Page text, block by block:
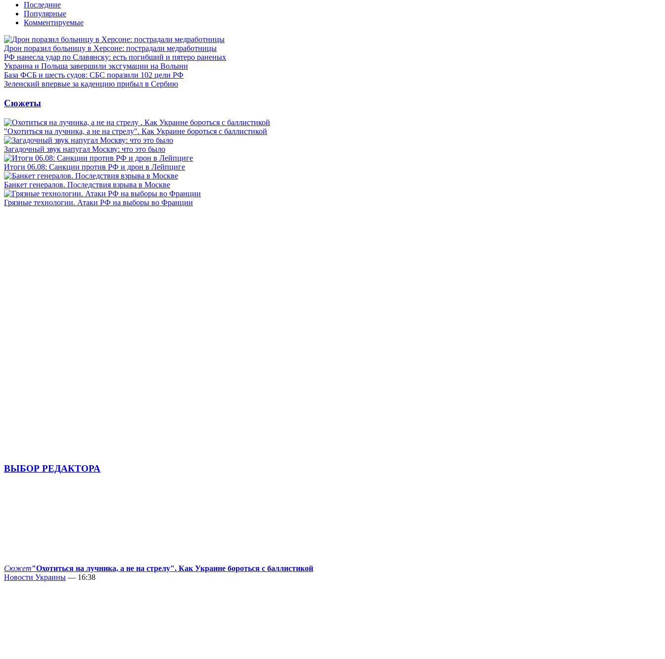
Последние
Популярные
Комментируемые
Дрон поразил больницу в Херсоне: пострадали медработницы
РФ нанесла удар по Славянску: есть погибший и пятеро раненых
Украина и Польша завершили эксгумации на Волыни
База ФСБ и шесть судов: СБС поразили 102 цели РФ
Зеленский впервые за каденцию прибыл в Сербию
Сюжеты
"Охотиться на лучника, а не на стрелу". Как Украине бороться с баллистикой
Загадочный звук напугал Москву: что это было
Итоги 06.08: Санкции против РФ и дрон в Лейпциге
Банкет генералов. Последствия взрыва в Москве
Грязные технологии. Атаки РФ на выборы во Франции
ВЫБОР РЕДАКТОРА
Сюжет"Охотиться на лучника, а не на стрелу". Как Украине бороться с баллистикой
Новости Украины — 16:38